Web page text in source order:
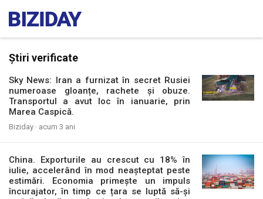
Știri verificate
Sky News: Iran a furnizat în secret Rusiei
numeroase gloanțe, rachete și obuze.
Transportul a avut loc în ianuarie, prin
Marea Caspică.
Biziday · acum 3 ani
China. Exporturile au crescut cu 18% în
iulie, accelerând în mod neașteptat peste
estimări. Economia primește un impuls
încurajator, în timp ce țara se luptă să-și